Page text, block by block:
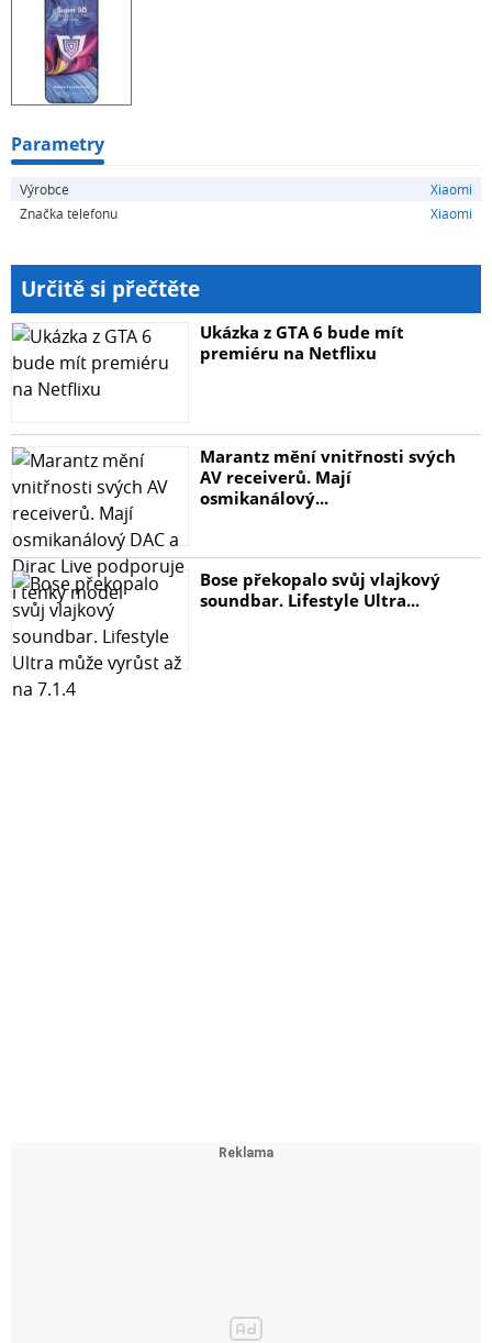
Parametry
Výrobce
Xiaomi
Značka telefonu
Xiaomi
Určitě si přečtěte
Ukázka z GTA 6 bude mít
premiéru na Netflixu
Marantz mění vnitřnosti svých
AV receiverů. Mají
osmikanálový...
Bose překopalo svůj vlajkový
soundbar. Lifestyle Ultra...